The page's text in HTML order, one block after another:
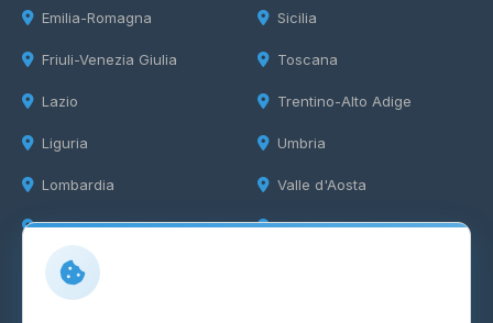
Emilia-Romagna
Friuli-Venezia Giulia
Lazio
Liguria
Lombardia
Marche
Sicilia
Toscana
Trentino-Alto Adige
Umbria
Valle d'Aosta
Veneto
Info